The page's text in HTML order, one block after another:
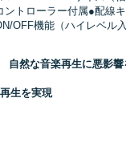
トローラー付属●配線
OFF機能（ハイレベル
然な音楽再生に悪影響
生を実現